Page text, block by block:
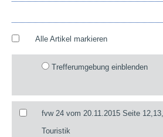
Alle Artikel markieren
Trefferumgebung einblenden
fvw 24 vom 20.11.2015 Seite
Touristik